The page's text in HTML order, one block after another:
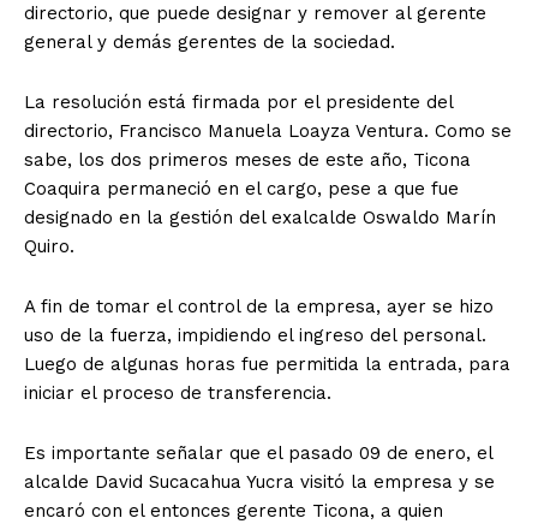
directorio, que puede designar y remover al gerente
general y demás gerentes de la sociedad.
La resolución está firmada por el presidente del
directorio, Francisco Manuela Loayza Ventura. Como se
sabe, los dos primeros meses de este año, Ticona
Coaquira permaneció en el cargo, pese a que fue
designado en la gestión del exalcalde Oswaldo Marín
Quiro.
A fin de tomar el control de la empresa, ayer se hizo
uso de la fuerza, impidiendo el ingreso del personal.
Luego de algunas horas fue permitida la entrada, para
iniciar el proceso de transferencia.
Es importante señalar que el pasado 09 de enero, el
alcalde David Sucacahua Yucra visitó la empresa y se
encaró con el entonces gerente Ticona, a quien